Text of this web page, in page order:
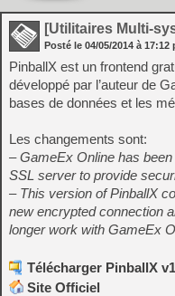
[Utilitaires Multi-
Posté le 04/05/2014 à 17:12
PinballX est un frontend
développé par l’auteur de
bases de données et les
Les changements sont:
– GameEx Online has
SSL server to provide
– This version of PinballX
new encrypted connection
longer work with GameEx
Télécharger PinballX
Site Officiel